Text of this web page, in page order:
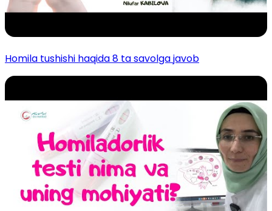
Homila tushishi haqida 8 ta savolga javob